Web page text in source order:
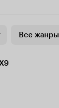
Все жанры